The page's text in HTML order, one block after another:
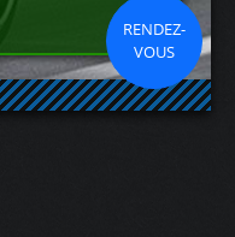
RENDEZ-
VOUS